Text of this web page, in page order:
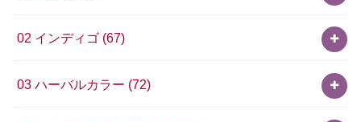
02 インディゴ (67)
03 ハーバルカラー (72)